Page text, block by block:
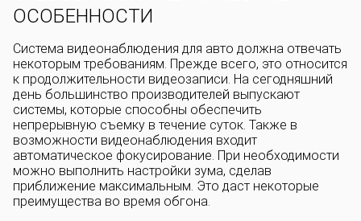
ОСОБЕННОСТИ
Система видеонаблюдения для авто должна отвечать
некоторым требованиям. Прежде всего, это относится
к продолжительности видеозаписи. На сегодняшний
день большинство производителей выпускают
системы, которые способны обеспечить
непрерывную съемку в течение суток. Также в
возможности видеонаблюдения входит
автоматическое фокусирование. При необходимости
можно выполнить настройки зума, сделав
приближение максимальным. Это даст некоторые
преимущества во время обгона.